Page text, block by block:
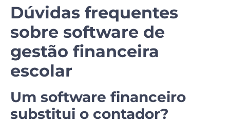
Dúvidas frequentes
sobre software de
gestão financeira
escolar
Um software financeiro
substitui o contador?